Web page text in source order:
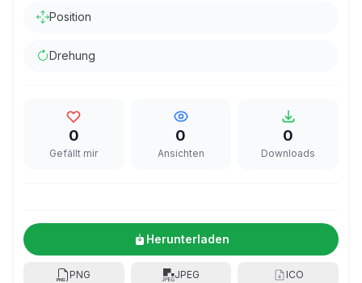
Position
Drehung
0
Gefällt mir
0
Ansichten
0
Downloads
Herunterladen
PNG JPEG ICO